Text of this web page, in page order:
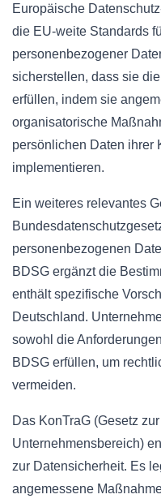
Europäische
die EU-weite Standards
personenbezogener
sicherstellen, dass sie
erfüllen, indem sie
organisatorische
persönlichen Daten ihrer
implementieren.
Ein weiteres relevantes
personenbezogenen
BDSG ergänzt die
enthält spezifische
Deutschland.
sowohl die
BDSG erfüllen, um
vermeiden.
Das KonTraG (Gesetz
Unternehmensbereich)
zur Datensicherheit. Es
angemessene